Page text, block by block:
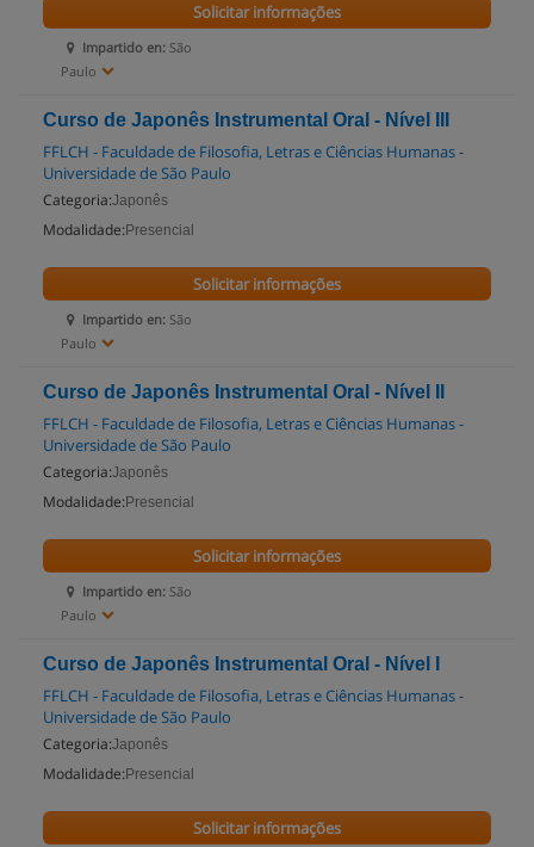
Impartido en: São
Paulo
Solicitar informações
Curso de Japonês Instrumental Oral - Nível III
FFLCH - Faculdade de Filosofia, Letras e Ciências Humanas -
Universidade de São Paulo
Categoria:Japonês
Modalidade: Presencial
Impartido en: São
Paulo
Solicitar informações
Curso de Japonês Instrumental Oral - Nível II
FFLCH - Faculdade de Filosofia, Letras e Ciências Humanas -
Universidade de São Paulo
Categoria:Japonês
Modalidade: Presencial
Impartido en: São
Paulo
Solicitar informações
Curso de Japonês Instrumental Oral - Nível I
FFLCH - Faculdade de Filosofia, Letras e Ciências Humanas -
Universidade de São Paulo
Categoria:Japonês
Modalidade: Presencial
Solicitar informações